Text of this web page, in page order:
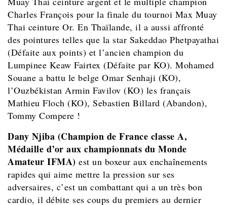
Charles François pour la finale du tournoi Max Muay
Thai ceinture Or. En Thaïlande, il a aussi affronté
des pointures telles que la star Sakeddao Phetpayathai
(Défaite aux points) et l’ancien champion du
Lumpinee Keaw Fairtex (Défaite par KO). Mohamed
Souane a battu le belge Omar Senhaji (KO),
l’Ouzbékistan Armin Favilov (KO) les français
Mathieu Floch (KO), Sebastien Billard (Abandon),
Tommy Compere !
Dany Njiba (Champion de France classe A,
Médaille d’or aux championnats du Monde
Amateur IFMA) est un boxeur aux enchaînements
rapides qui aime mettre la pression sur ses
adversaires, c’est un combattant qui a un très bon
cardio, il débite ses coups du premiers au dernier